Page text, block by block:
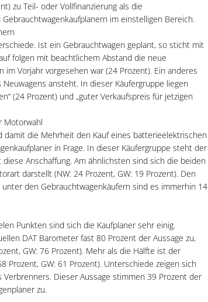
zu Teil- oder Vollfinanzierung als die
im einstelligen Bereich.
Ist ein Gebrauchtwagen geplant, so sticht mit
folgen mit beachtlichem Abstand die neue
Vorjahr vorgesehen war (24 Prozent). Ein anderes
ansteht. In dieser Käufergruppe liegen
(24 Prozent) und „guter Verkaufspreis für jetzigen
Motorwahl
damit die Mehrheit den Kauf eines batterieelektrischen
in Frage. In dieser Käufergruppe steht der
Anschaffung. Am ähnlichsten sind sich die beiden
darstellt (NW: 24 Prozent, GW: 19 Prozent). Den
den Gebrauchtwagenkäufern sind es immerhin 14
Punkten sind sich die Kaufplaner sehr einig.
DAT Barometer fast 80 Prozent der Aussage zu,
GW: 76 Prozent). Mehr als die Hälfte ist der
Prozent, GW: 61 Prozent). Unterschiede zeigen sich
Dieser Aussage stimmen 39 Prozent der
zu.